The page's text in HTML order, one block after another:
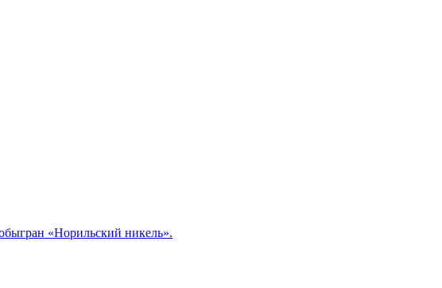
«Норильский никель».